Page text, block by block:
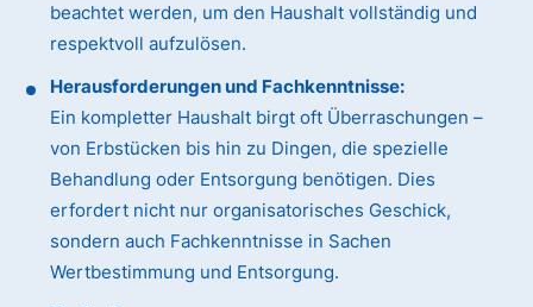
beachtet werden, um den Haushalt vollständig und
respektvoll aufzulösen.
Herausforderungen und Fachkenntnisse:
Ein kompletter Haushalt birgt oft Überraschungen –
von Erbstücken bis hin zu Dingen, die spezielle
Behandlung oder Entsorgung benötigen. Dies
erfordert nicht nur organisatorisches Geschick,
sondern auch Fachkenntnisse in Sachen
Wertbestimmung und Entsorgung.